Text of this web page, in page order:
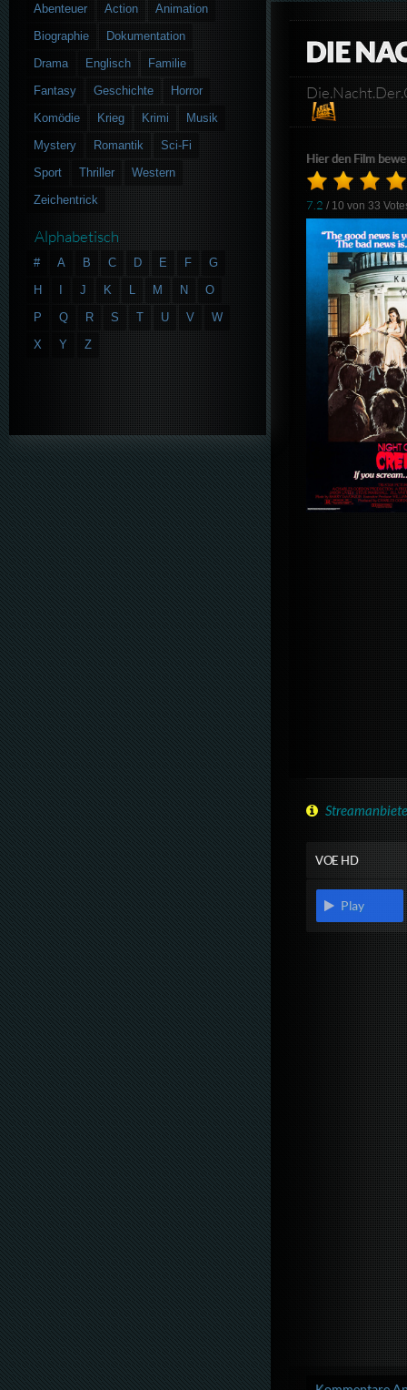
DIE
Hier den Film
7.2 / 10 von33
VOE HD
Play
Abenteuer Action
Animation
Biographie
Dokumentation
Drama
Englisch
Familie
Fantasy
Geschichte
Horror
Komödie
Krieg Krimi
Musik
Mystery
Romantik
Sci-Fi
Sport
Thriller
Western
Zeichentrick
Alphabetisch
# A B C D E F
G
H
J K L M N
O
P
Q R S T U V
W
X
Y Z